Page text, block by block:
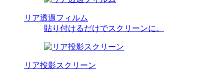
リア透過フィルム
貼り付けるだけでスクリーンに。
リア投影スクリーン